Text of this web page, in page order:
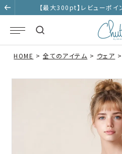
【最大300pt】レビューポイ
HOME 全てのアイテム ウェア